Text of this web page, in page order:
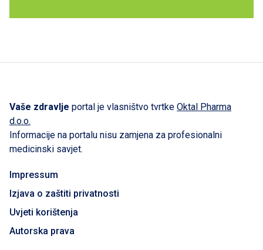
Vaše zdravlje portal je vlasništvo tvrtke Oktal Pharma
d.o.o.
Informacije na portalu nisu zamjena za profesionalni
medicinski savjet.
Impressum
Izjava o zaštiti privatnosti
Uvjeti korištenja
Autorska prava